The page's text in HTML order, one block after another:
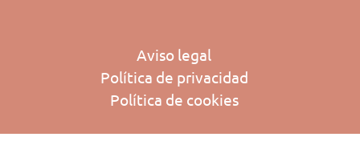
Aviso legal
Política de privacidad
Política de cookies